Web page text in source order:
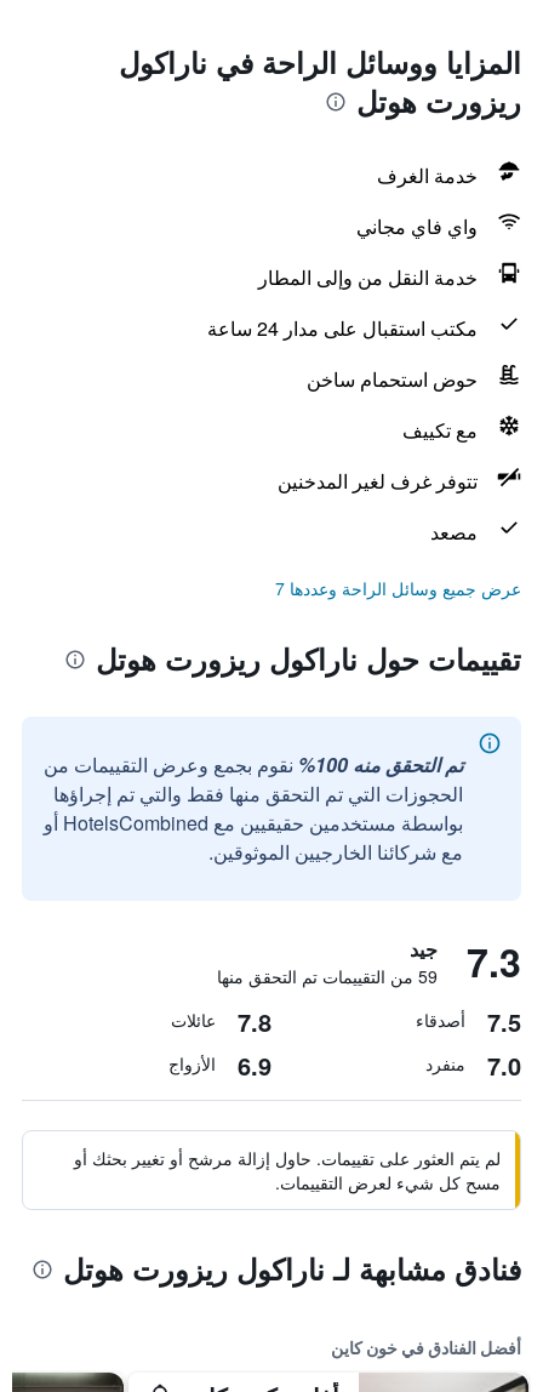
المزايا ووسائل الراحة في ناراكول
ريزورت هوتل
خدمة الغرف
واي فاي مجاني
خدمة النقل من وإلى المطار
مكتب استقبال على مدار 24 ساعة
حوض استحمام ساخن
مع تكييف
تتوفر غرف لغير المدخنين
مصعد
عرض جميع وسائل الراحة وعددها 7
تقييمات حول ناراكول ريزورت هوتل
تم التحقق منه 100%
نقوم بجمع وعرض التقييمات من
الحجوزات التي تم التحقق منها فقط والتي تم إجراؤها
بواسطة مستخدمين حقيقيين مع HotelsCombined أو
مع شركائنا الخارجيين الموثوقين.
7.3 جيد
59 من التقييمات تم التحقق منها
7.5 أصدقاء 7.8 عائلات
7.0 منفرد 6.9 الأزواج
لم يتم العثور على تقييمات. حاول إزالة مرشح أو تغيير بحثك أو
مسح كل شيء لعرض التقييمات.
فنادق مشابهة لـ ناراكول ريزورت هوتل
أفضل الفنادق في خون كاين